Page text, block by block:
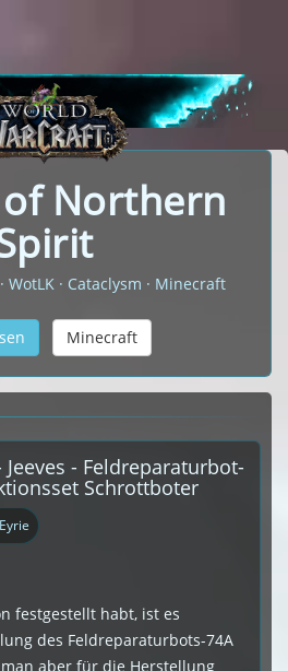
Northern
WotLK · Cataclysm · Minecraft
Minecraft
- Feldreparaturbot-
Schrottboter
Eyrie
festgestellt habt, ist es
des Feldreparaturbots-74A
aber für die Herstellung